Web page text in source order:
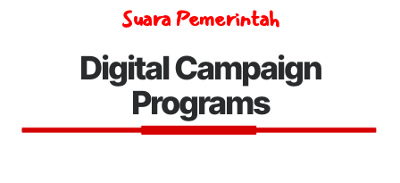
Suara Pemerintah
Digital Campaign
Programs